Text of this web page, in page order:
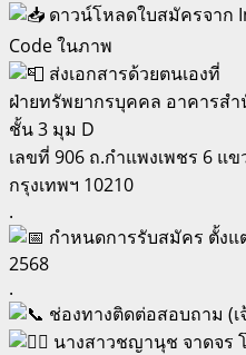
ดาวน์โหลดใบสมัครจาก
Code ในภาพ
ส่งเอกสารด้วยตนเองที่
ฝ่ายทรัพยากรบุคคล อาคารส
ชั้น 3 มุม D
เลขที่ 906 ถ.กำแพงเพชร 6 แ
กรุงเทพฯ 10210
.
กำหนดการรับสมัคร ตั้ง
2568
.
ช่องทางติดต่อสอบถาม (
นางสาวชญานุช จาดจร